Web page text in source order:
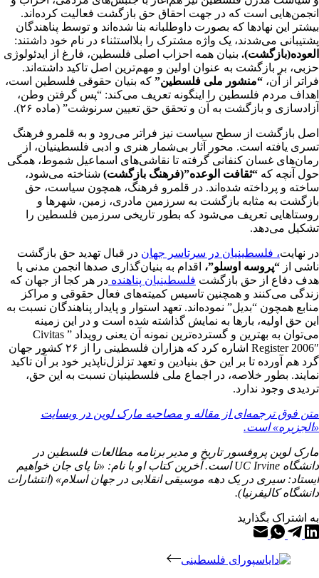
انجمن‌هایی است که در جهت احقاق حق بازگشت فعالیت کرده‌اند.
بیشتر این نهادها که بصورت داوطلبانه بنا شده‌اند و توسط پناهندگان
پشتیبانی می‌شدند، یک واژه مشترک را بلااستثناء در نام خود داشتند:
العوده(بازگشت). بنیان همه احزاب اصلی فلسطین، فارغ از ایدئولوژی
حزبی، بر بازگشت به عنوان اولین و مهم‌ترین اصل تاکید داشته‌اند.
فراتر از آن، “منشور ملی فلسطین” که بنیان حقوقی فلسطین است،
اهداف مردم فلسطین را اینگونه تعریف می‌کند: “پس گرفتن وطن،
آزادسازی و بازگشت به آن و تحقق حق تعیین سرنوشت” (ماده ۲۶).
اصل بازگشت از سطح سیاست نیز فراتر می‌رود و به قلمرو فرهنگ
تسری یافته است. محور آثار بی‌شمار هنری و ادبی فلسطینیان، از
رمان‌های غسان کنفانی‌ گرفته تا نقاشی‌های اسماعیل شموط، همگی
حول آنچه که “ثقافت الوعده”(فرهنگ بازگشت) شناخته می‌شود،
ساخته و پرداخته شده‌اند. در قلمرو فرهنگ، همچون سیاست، حق
بازگشت به مثابه بازگشت به سرزمین مادری، زمین، شهرها و
روستاهایی تعریف می‌شود که بطور تاریخی سرزمین فلسطین را
تشکیل می‌دهد.
در نهایت، فلسطینیان در سرتاسر جهان در قبال تهدید حق بازگشت
ناشی از “پروسه اوسلو”، اقدام به بنیان‌گذاری صدها انجمن مدنی با
هدف دفاع از حق بازگشت فلسطینیان پناهنده در هر کجا از جهان که
زندگی می‌کنند و همچنین تاسیس کمیته‌های فعال حقوقی و مراکز
منابع همچون “بدیل” نموده‌اند. تعهد استوار و پایدار پناهندگان نسبت به
این حق اولیه، بارها به نمایش گذاشته شده است و در این زمینه
می‌توان به بهترین و گسترده‌ترین نمونه آن یعنی رویداد ” Civitas
Register 2006″ اشاره کرد که هزاران فلسطینی‌ را از ۲۶ کشور جهان
گرد هم آورده تا بر این حق بنیادین و تعهد تزلزل‌ناپذیر خود بر آن تاکید
نمایند. بطور خلاصه، در اجماع ملی فلسطینیان نسبت به این حق،
تردیدی وجود ندارد.
متن فوق ترجمه‌ای از مقاله و مصاحبه مارک لوین در وبسایت
«الجزیره» است.
مارک لوین پروفسور تاریخ و مدیر برنامه مطالعات فلسطین در
دانشگاه UC Irvineاست. آخرین کتاب او با نام: «تا پای جان خواهیم
ایستاد: سیری در یک دهه موسیقی انقلابی در جهان اسلام» (انتشارات
دانشگاه کالیفرنیا).
به اشتراک بگذارید